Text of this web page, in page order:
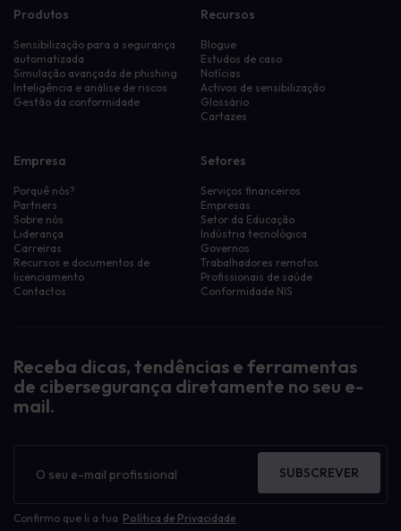
Produtos
Sensibilização para a segurança
automatizada
Simulação avançada de phishing
Inteligência e análise de riscos
Gestão da conformidade
Recursos
Blogue
Estudos de caso
Notícias
Activos de sensibilização
Glossário
Cartazes
Empresa
Porquê nós?
Partners
Sobre nós
Liderança
Carreiras
Recursos e documentos de
licenciamento
Contactos
Setores
Serviços financeiros
Empresas
Setor da Educação
Indústria tecnológica
Governos
Trabalhadores remotos
Profissionais de saúde
Conformidade NIS
Receba dicas, tendências e ferramentas
de cibersegurança diretamente no seu e-
mail.
informativo
Confirmo que li a tua Política de Privacidade
SUBSCREVER